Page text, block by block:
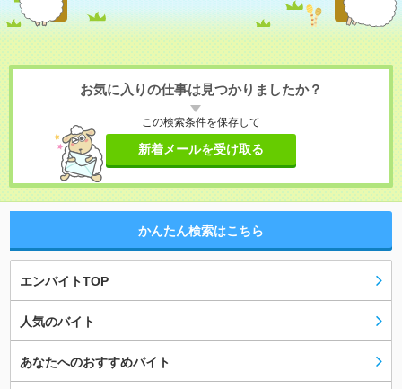
お気に入りの仕事は見つかりましたか？
この検索条件を保存して
新着メールを受け取る
かんたん検索はこちら
エンバイトTOP
人気のバイト
あなたへのおすすめバイト